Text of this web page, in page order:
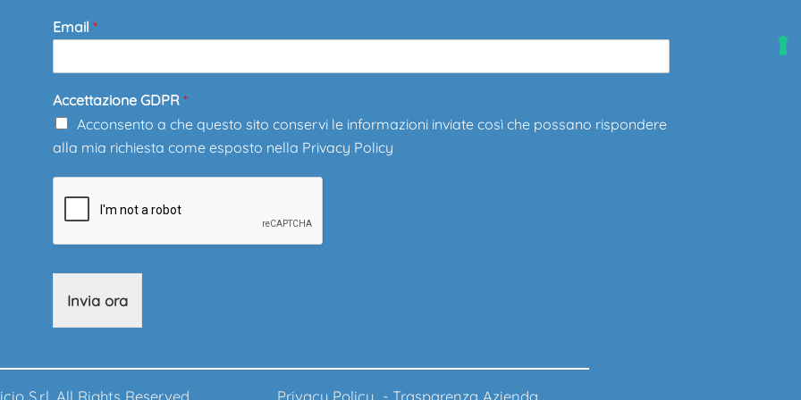
Email *
Accettazione GDPR *
Acconsento a che questo sito conservi le informazioni inviate così che possano rispondere
alla mia richiesta come esposto nella Privacy Policy
Invia ora
S.r.l. All Rights Reserved. Privacy Policy - Trasparenza Azienda